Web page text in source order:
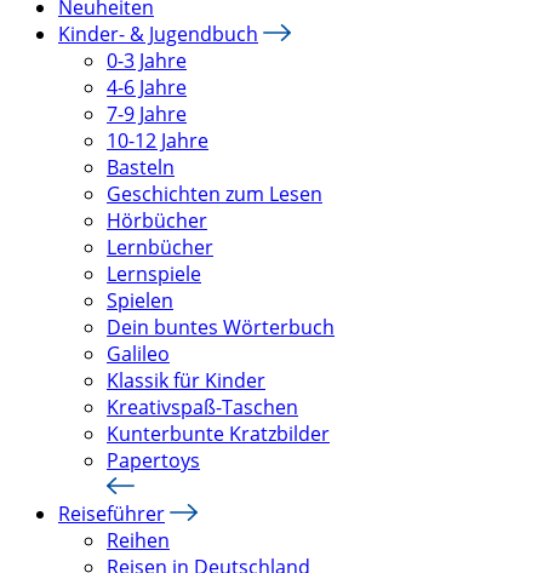
Neuheiten
Kinder- & Jugendbuch
0-3 Jahre
4-6 Jahre
7-9 Jahre
10-12 Jahre
Basteln
Geschichten zum Lesen
Hörbücher
Lernbücher
Lernspiele
Spielen
Dein buntes Wörterbuch
Galileo
Klassik für Kinder
Kreativspaß-Taschen
Kunterbunte Kratzbilder
Papertoys
Reiseführer
Reihen
Reisen in Deutschland